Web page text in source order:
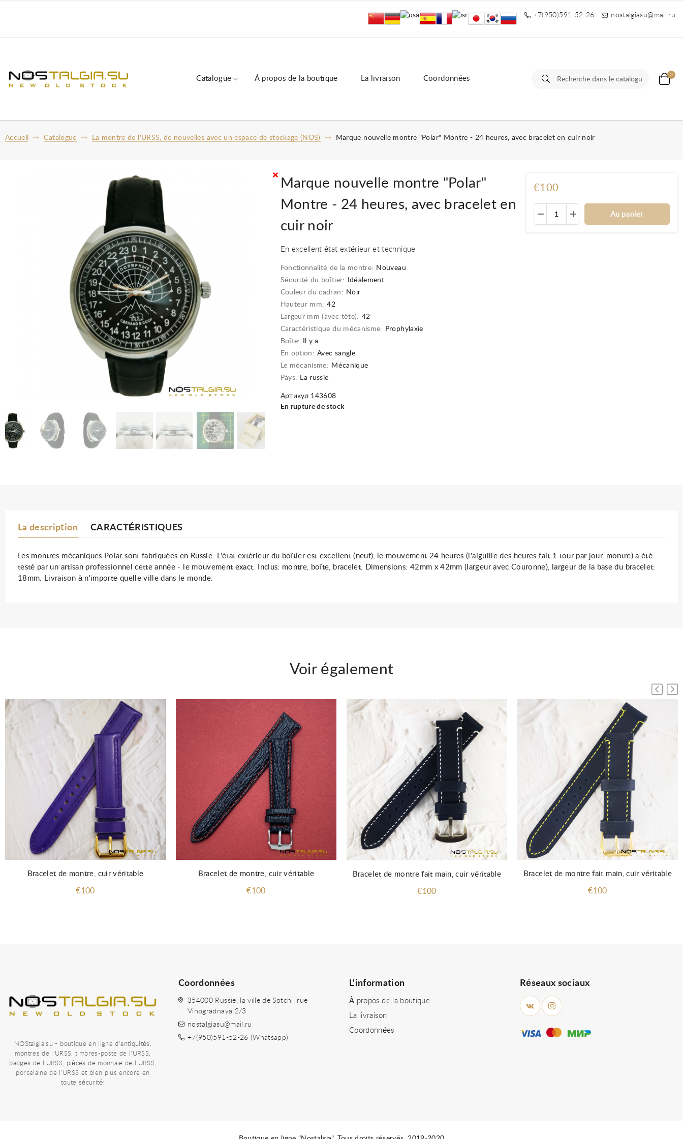
+7(950)591-52-26 nostalgiasu@mail.ru
Catalogue À propos de la boutique La livraison Coordonnées 0
Accueil Catalogue La montre de l'URSS, de nouvelles avec un espace de stockage (NOS) Marque nouvelle montre "Polar" Montre - 24 heures, avec bracelet en cuir noir
Marque nouvelle montre "Polar"
Montre - 24 heures, avec bracelet en
cuir noir
En excellent état extérieur et technique
Fonctionnalité de la montre: Nouveau
Sécurité du boîtier:
Idéalement
Couleur du cadran: Noir
Hauteur mm: 42
Largeur mm (avec tête): 42
Caractéristique du mécanisme:
Prophylaxie
Boîte:
Il y a
En option: Avec sangle
Le mécanisme: Mécanique
Pays: La russie
Артикул 143608
En rupture de stock
€100
Au panier
La description CARACTÉRISTIQUES
Les montres mécaniques Polar sont fabriquées en Russie. L'état extérieur du boîtier est excellent (neuf), le mouvement 24 heures (l'aiguille des heures fait 1 tour par jour-montre) a été
testé par un artisan professionnel cette année - le mouvement exact. Inclus: montre, boîte, bracelet. Dimensions: 42mm x 42mm (largeur avec Couronne), largeur de la base du bracelet:
18mm. Livraison à n'importe quelle ville dans le monde.
Voir également
Bracelet de montre, cuir véritable
€100
Bracelet de montre, cuir véritable
€100
Bracelet de montre fait main, cuir véritable
€100
Bracelet de montre fait main, cuir véritable
€100
NOStalgia.su - boutique en ligne d'antiquités,
montres de l'URSS, timbres-poste de l'URSS,
badges de l'URSS, pièces de monnaie de l'URSS,
porcelaine de l'URSS et bien plus encore en
toute sécurité!
Coordonnées
354000 Russie, la ville de Sotchi, rue
Vinogradnaya 2/3
nostalgiasu@mail.ru
+7(950)591-52-26 (Whatsapp)
L'information
À propos de la boutique
La livraison
Coordonnées
Réseaux sociaux